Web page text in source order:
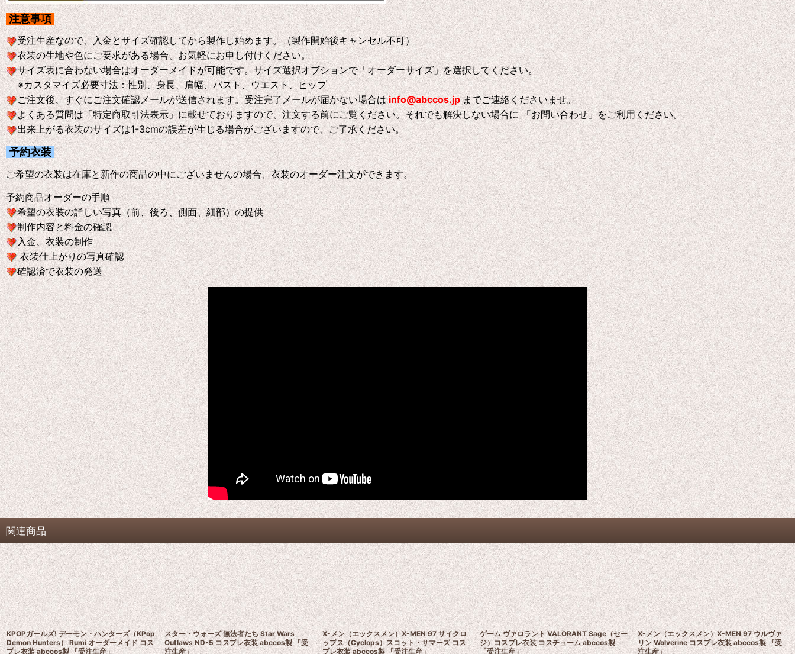
注意事項
受注生産なので、入金とサイズ確認してから製作し始めます。（製作開始後キャンセル不可）
衣装の生地や色にご要求がある場合、お気軽にお申し付けください。
サイズ表に合わない場合はオーダーメイドが可能です。サイズ選択オブションで「オーダーサイズ」を選択してください。
※カスタマイズ必要寸法：性別、身長、肩幅、バスト、ウエスト、ヒップ
ご注文後、すぐにご注文確認メールが送信されます。受注完了メールが届かない場合はinfo@abccos.jp までご連絡くださいませ。
よくある質問は「特定商取引法表示」に載せておりますので、注文する前にご覧ください。それでも解決しない場合に 「お問い合わせ」をご利用ください。
出来上がる衣装のサイズは1-3cmの誤差が生じる場合がございますので、ご了承ください。
予約衣装
ご希望の衣装は在庫と新作の商品の中にございませんの場合、衣装のオーダー注文ができます。
予約商品オーダーの手順
希望の衣装の詳しい写真（前、後ろ、側面、細部）の提供
制作内容と料金の確認
入金、衣装の制作
衣装仕上がりの写真確認
確認済で衣装の発送
関連商品
KPOPガールズ! デーモン・ハンターズ（KPop
Demon Hunters） Rumi オーダーメイド コス
プレ衣装 abccos製 「受注生産」
スター・ウォーズ 無法者たち Star Wars
Outlaws ND-5 コスプレ衣装 abccos製 「受
注生産」
X-メン（エックスメン）X-MEN 97 サイクロ
ップス（Cyclops）スコット・サマーズ コス
プレ衣装 abccos製 「受注生産」
ゲーム ヴァロラント VALORANT Sage（セー
ジ）コスプレ衣装 コスチューム abccos製
「受注生産」
X-メン（エックスメン）X-MEN 97 ウルヴァ
リン Wolverine コスプレ衣装 abccos製 「受
注生産」